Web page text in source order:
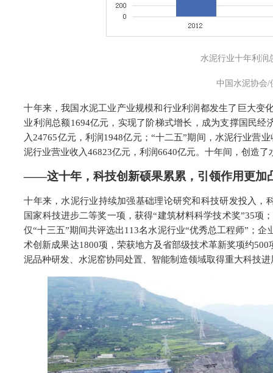
水泥行业十年利润
中国水泥协会/
十年来，我国水泥工业产业规模和行业利润都发生了巨大变
业利润总额1694亿元，实现了阶梯式增长，成为支撑国民
入24765亿元，利润1948亿元；“十二五”期间，水泥行业营
泥行业营业收入46823亿元，利润6640亿元。十年间，创造
——这十年，科技创新硕果累累，引领作用更加
十年来，水泥行业持续加强基础理论研究和科技研发投入，
国家科技进步二等奖一项，获得“建筑材料科学技术奖”35项
仅“十三五”期间共评选出113名水泥行业“优秀总工程师”；
术创新成果达1800项，荣获地方及省部级技术革新奖项约
泥品种研发、水泥窑协同处置、智能制造领域取得重大科技进